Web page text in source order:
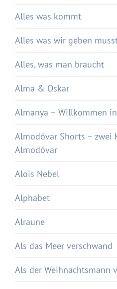
Alles was kommt
Alles was wir geben
Alles, was man braucht
Alma & Oskar
Almanya – Willkommen
Almodóvar Shorts – zwei
Almodóvar
Alois Nebel
Alphabet
Alraune
Als das Meer verschwand
Als der Weihnachtsmann